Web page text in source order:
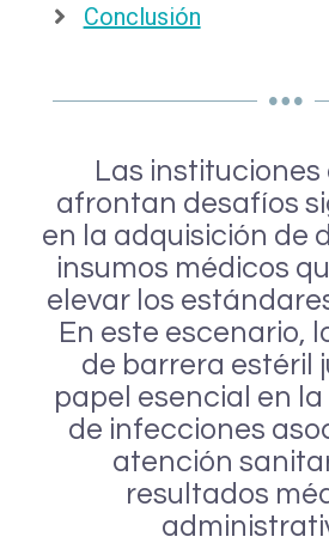
Conclusión
Las instituciones
afrontan desafíos
en la adquisición de
insumos médicos
elevar los
En este escenario,
de barrera estéril
papel esencial en
de infecciones
atención
resultados